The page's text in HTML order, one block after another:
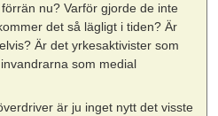
nu? Varför gjorde de inte
det så lägligt i tiden? Är
Är det yrkesaktivister som
som medial
är ju inget nytt det visste